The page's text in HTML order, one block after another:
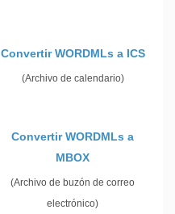
Convertir WORDMLs a ICS
(Archivo de calendario)
Convertir WORDMLs a
MBOX
(Archivo de buzón de correo
electrónico)